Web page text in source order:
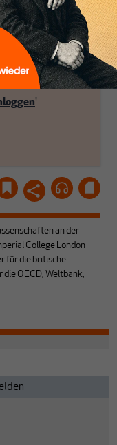
SIE
MAKROSKOP
Dann
!
an der
College London
für die britische
OECD, Weltbank,